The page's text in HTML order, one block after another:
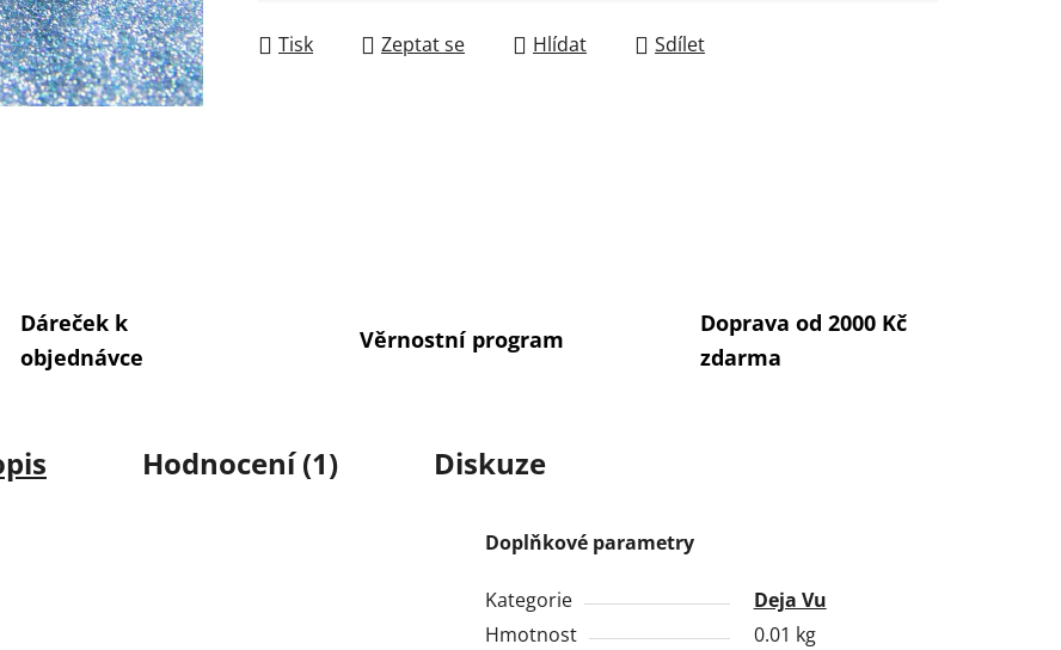
Tisk Zeptat se Hlídat Sdílet
Dáreček k
objednávce
Věrnostní program
Doprava od 2000 Kč
zdarma
Hodnocení (1) Diskuze
Doplňkové parametry
Kategorie
Deja Vu
Hmotnost
0.01 kg